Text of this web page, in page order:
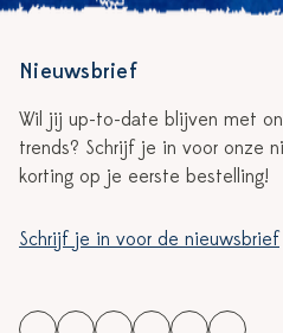
Nieuwsbrief
Wil jij up-to-date blijven met
trends? Schrijf je in voor onze
korting op je eerste bestelling!
Schrijf je in voor de nieuwsbrief